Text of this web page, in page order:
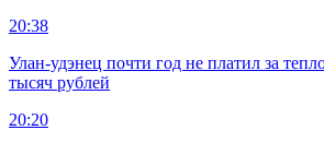
20:38
Улан-удэнец почти год не платил за
тысяч рублей
20:20